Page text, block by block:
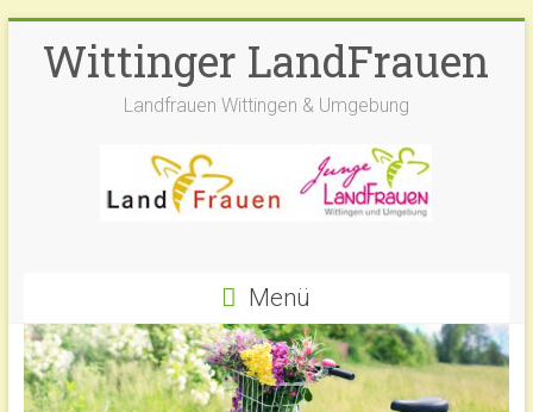
Inhalt
springen
Wittinger LandFrauen
Landfrauen Wittingen & Umgebung
Menü